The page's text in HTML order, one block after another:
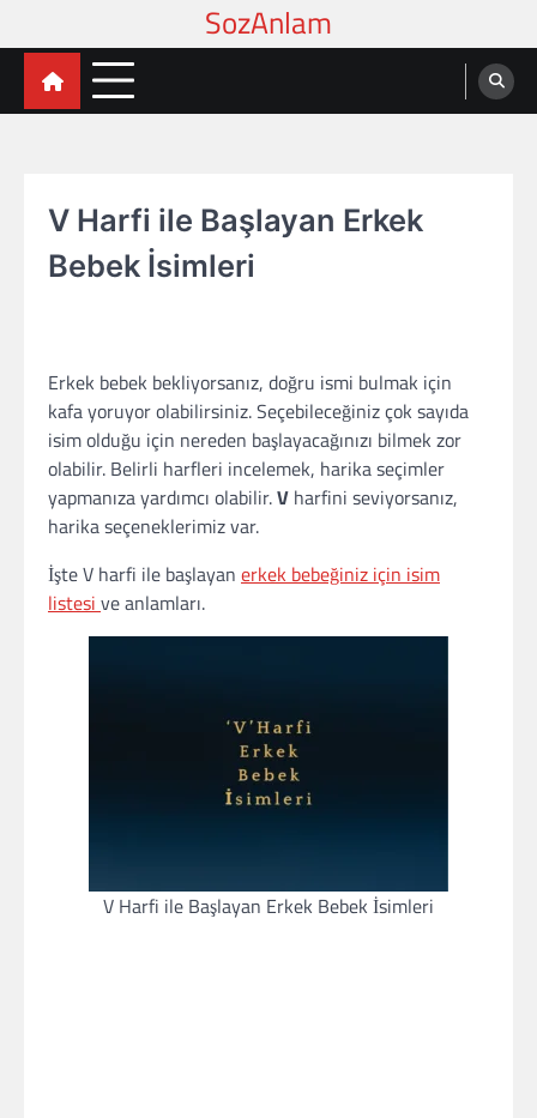
to
content
V Harfi ile Başlayan Erkek
Bebek İsimleri
Erkek bebek bekliyorsanız, doğru ismi bulmak için
kafa yoruyor olabilirsiniz. Seçebileceğiniz çok sayıda
isim olduğu için nereden başlayacağınızı bilmek zor
olabilir. Belirli harfleri incelemek, harika seçimler
yapmanıza yardımcı olabilir.V harfini seviyorsanız,
harika seçeneklerimiz var.
İşte V harfi ile başlayan erkek bebeğiniz için isim
listesi ve anlamları.
V Harfi ile Başlayan Erkek Bebek İsimleri